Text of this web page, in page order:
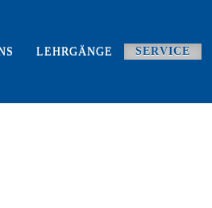
LEHRGÄNGE SERVICE